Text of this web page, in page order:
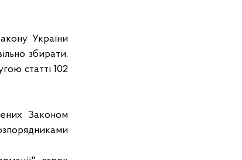
України
збирати,
статті 102
Законом